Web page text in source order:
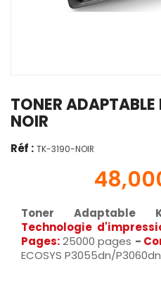
TONER
NOIR
Réf : TK-3190-NOIR
Toner Adaptable
Technologie
Pages:25000 pages -
ECOSYS P3055dn/